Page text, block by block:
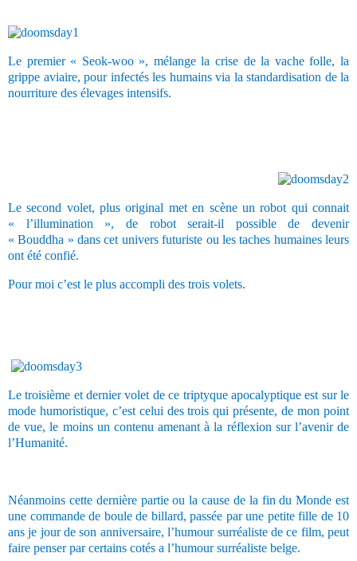
Le premier « Seok-woo », mélange la crise de la vache folle, la
grippe aviaire, pour infectés les humains via la standardisation de la
nourriture des élevages intensifs.
Le second volet, plus original met en scène un robot qui connait
« l’illumination », de robot serait-il possible de devenir
« Bouddha » dans cet univers futuriste ou les taches humaines leurs
ont été confié.
Pour moi c’est le plus accompli des trois volets.
Le troisième et dernier volet de ce triptyque apocalyptique est sur le
mode humoristique, c’est celui des trois qui présente, de mon point
de vue, le moins un contenu amenant à la réflexion sur l’avenir de
l’Humanité.
Néanmoins cette dernière partie ou la cause de la fin du Monde est
une commande de boule de billard, passée par une petite fille de 10
ans je jour de son anniversaire, l’humour surréaliste de ce film, peut
faire penser par certains cotés a l’humour surréaliste belge.